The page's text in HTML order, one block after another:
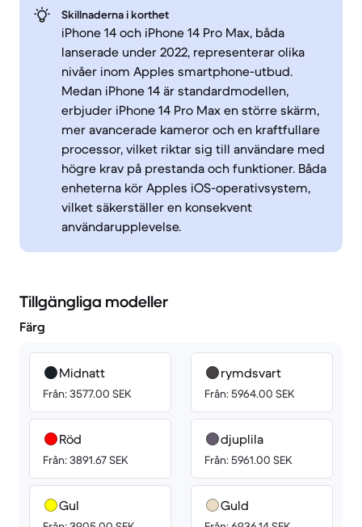
Skillnaderna i korthet
iPhone 14 och iPhone 14 Pro Max, båda
lanserade under 2022, representerar olika
nivåer inom Apples smartphone-utbud.
Medan iPhone 14 är standardmodellen,
erbjuder iPhone 14 Pro Max en större skärm,
mer avancerade kameror och en kraftfullare
processor, vilket riktar sig till användare med
högre krav på prestanda och funktioner. Båda
enheterna kör Apples iOS-operativsystem,
vilket säkerställer en konsekvent
användarupplevelse.
Tillgängliga modeller
Färg
Midnatt
Från: 3577.00 SEK
Röd
Från: 3891.67 SEK
Gul
rymdsvart
Från: 5964.00 SEK
djuplila
Från: 5961.00 SEK
Guld